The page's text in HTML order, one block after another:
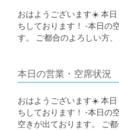
おはようございます☀️ 本
ちしております！ -本日の
す。 ご都合のよろしい方
本日の営業・空席状況
おはようございます☀️ 本
ちしております！ -本日
空きが出ております。 ご